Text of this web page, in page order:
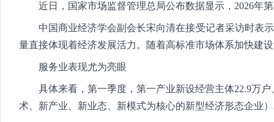
近日，国家市场监督管理总局公布数据显示，2026年第
中国商业经济学会副会长宋向清在接受记者采访时表示
量直接体现着经济发展活力。随着高标准市场体系加快建
服务业表现尤为亮眼
具体来看，第一季度，第一产业新设经营主体22.9万户
术、新产业、新业态、新模式为核心的新型经济形态企业